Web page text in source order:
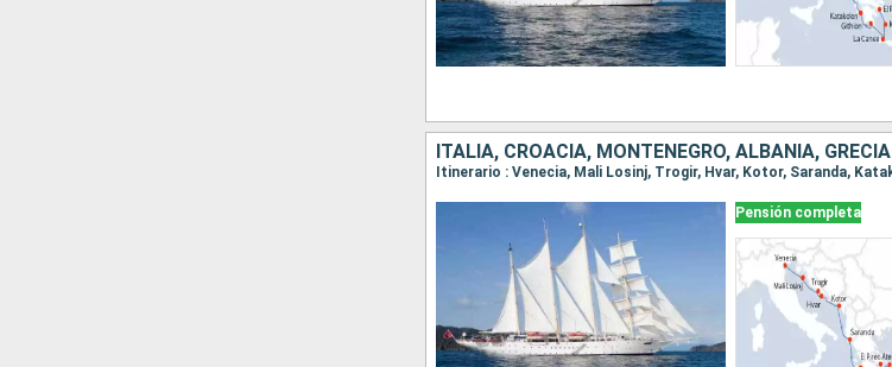
ITALIA, CROACIA, MONTENEGRO, ALBANIA, GRECIA
Pensión completa